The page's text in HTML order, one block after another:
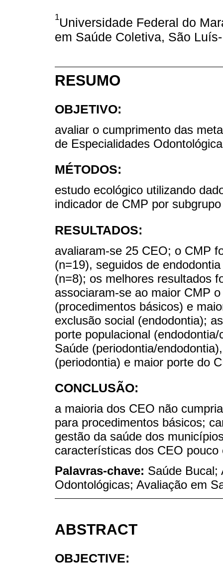
1Universidade Federal do
em Saúde Coletiva, São
RESUMO
OBJETIVO:
avaliar o cumprimento das
de Especialidades
MÉTODOS:
estudo ecológico utilizando
indicador de CMP por
RESULTADOS:
avaliaram-se 25 CEO; o CMP
(n=19), seguidos de
(n=8); os melhores resultados
associaram-se ao maior CMP
(procedimentos básicos) e
exclusão social (endodontia);
porte populacional
Saúde (periodontia/
(periodontia) e maior porte do
CONCLUSÃO:
a maioria dos CEO não
para procedimentos básicos;
gestão da saúde dos
características dos CEO pouco
Palavras-chave: Saúde Bucal;
Odontológicas; Avaliação em
ABSTRACT
OBJECTIVE: